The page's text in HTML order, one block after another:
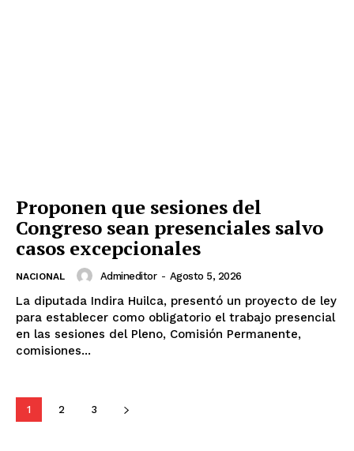
Proponen que sesiones del
Congreso sean presenciales salvo
casos excepcionales
NACIONAL Admineditor - Agosto 5, 2026
La diputada Indira Huilca, presentó un proyecto de ley
para establecer como obligatorio el trabajo presencial
en las sesiones del Pleno, Comisión Permanente,
comisiones...
1 2 3